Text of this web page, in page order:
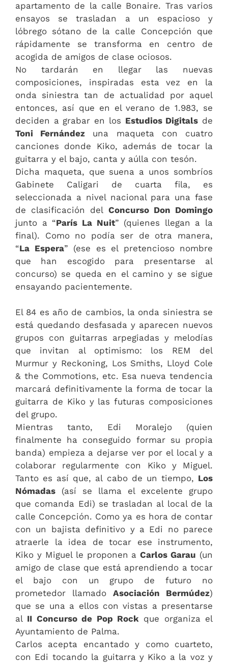
apartamento de la calle Bonaire. Tras varios
ensayos se trasladan a un espacioso y
lóbrego sótano de la calle Concepción que
rápidamente se transforma en centro de
acogida de amigos de clase ociosos.
No tardarán en llegar las nuevas
composiciones, inspiradas esta vez en la
onda siniestra tan de actualidad por aquel
entonces, así que en el verano de 1.983, se
deciden a grabar en los Estudios Digitals de
Toni Fernández una maqueta con cuatro
canciones donde Kiko, además de tocar la
guitarra y el bajo, canta y aúlla con tesón.
Dicha maqueta, que suena a unos sombríos
Gabinete Caligari de cuarta fila, es
seleccionada a nivel nacional para una fase
de clasificación del Concurso Don Domingo
junto a “París La Nuit” (quienes llegan a la
final). Como no podía ser de otra manera,
“La Espera” (ese es el pretencioso nombre
que han escogido para presentarse al
concurso) se queda en el camino y se sigue
ensayando pacientemente.
El 84 es año de cambios, la onda siniestra se
está quedando desfasada y aparecen nuevos
grupos con guitarras arpegiadas y melodías
que invitan al optimismo: los REM del
Murmur y Reckoning, Los Smiths, Lloyd Cole
& the Commotions, etc. Esa nueva tendencia
marcará definitivamente la forma de tocar la
guitarra de Kiko y las futuras composiciones
del grupo.
Mientras tanto, Edi Moralejo (quien
finalmente ha conseguido formar su propia
banda) empieza a dejarse ver por el local y a
colaborar regularmente con Kiko y Miguel.
Tanto es así que, al cabo de un tiempo, Los
Nómadas (así se llama el excelente grupo
que comanda Edi) se trasladan al local de la
calle Concepción. Como ya es hora de contar
con un bajista definitivo y a Edi no parece
atraerle la idea de tocar ese instrumento,
Kiko y Miguel le proponen aCarlos Garau (un
amigo de clase que está aprendiendo a tocar
el bajo con un grupo de futuro no
prometedor llamado Asociación Bermúdez)
que se una a ellos con vistas a presentarse
al II Concurso de Pop Rockque organiza el
Ayuntamiento de Palma.
Carlos acepta encantado y como cuarteto,
con Edi tocando la guitarra y Kiko a la voz y